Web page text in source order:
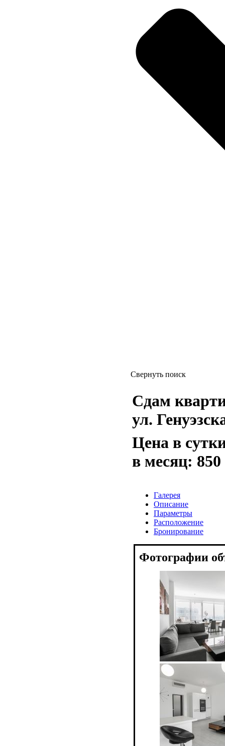
Свернуть поиск
Сдам
ул.
Цена в
в месяц:
Галерея
Описание
Параметры
Расположение
Бронирование
Фотографии